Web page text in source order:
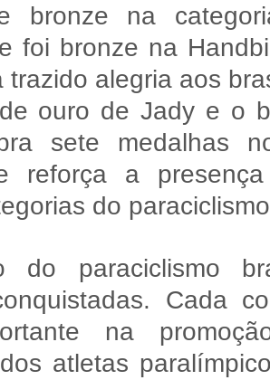
bronze na
foi bronze na
trazido alegria aos
ouro de Jady e o
sete medalhas
reforça a
do
do paraciclismo
Cada
na
atletas